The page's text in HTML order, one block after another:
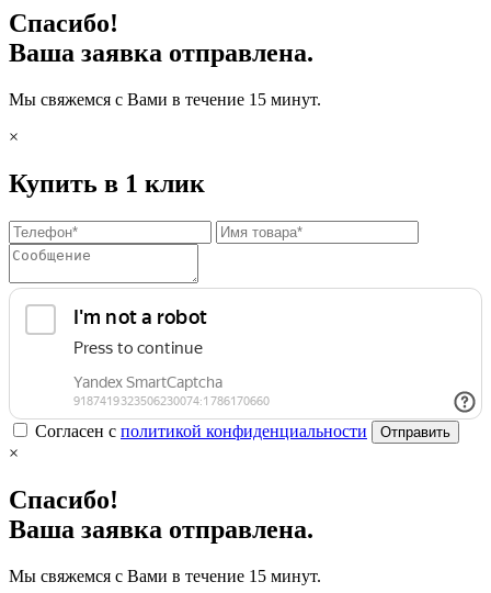
Спасибо!
Ваша заявка отправлена.
Мы свяжемся с Вами в течение 15 минут.
×
Купить в 1 клик
Согласен с политикой конфиденциальности Отправить
×
Спасибо!
Ваша заявка отправлена.
Мы свяжемся с Вами в течение 15 минут.